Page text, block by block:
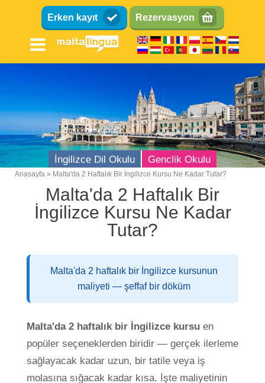
Erken kayıt Rezervasyon
İngilizce Dil Okulu Genclik Okulu
Breadcrumb
Anasayfa Malta'da 2 Haftalık Bir İngilizce Kursu Ne Kadar Tutar?
Malta'da 2 Haftalık Bir
İngilizce Kursu Ne Kadar
Tutar?
Malta'da 2 haftalık bir İngilizce kursunun
maliyeti — şeffaf bir döküm
Malta'da 2 haftalık bir İngilizce kursu en
popüler seçeneklerden biridir — gerçek ilerleme
sağlayacak kadar uzun, bir tatile veya iş
molasına sığacak kadar kısa. İşte maliyetinin